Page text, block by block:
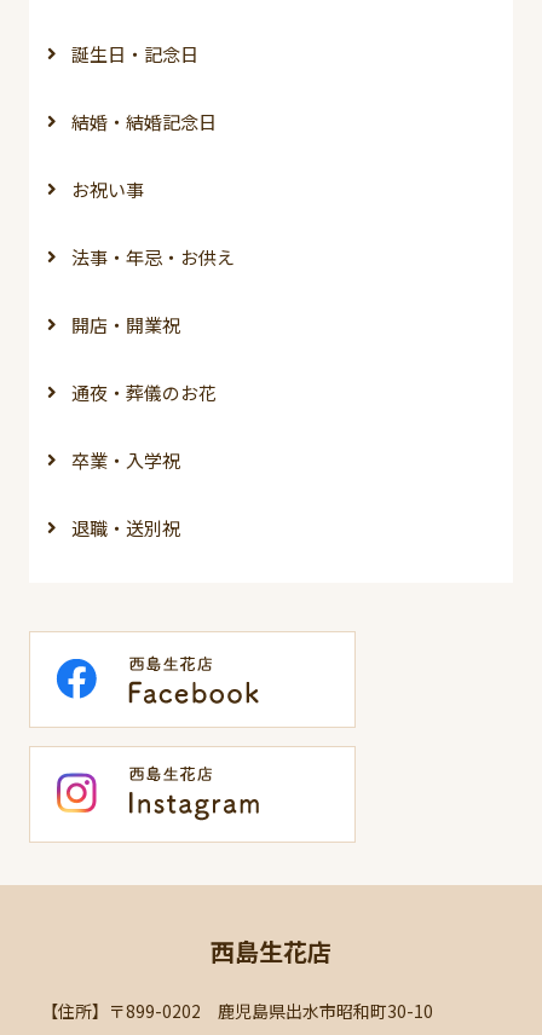
誕生日・記念日
結婚・結婚記念日
お祝い事
法事・年忌・お供え
開店・開業祝
通夜・葬儀のお花
卒業・入学祝
退職・送別祝
西島生花店
【住所】〒899-0202 鹿児島県出水市昭和町30-10